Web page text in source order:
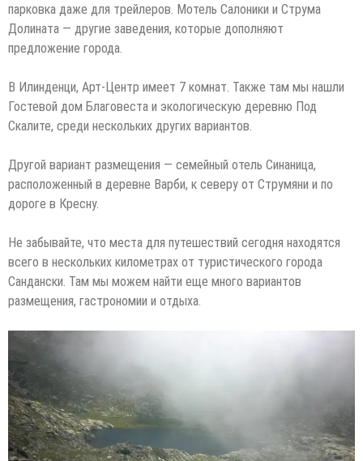
парковка даже для трейлеров. Мотель Салоники и Струма
Долината — другие заведения, которые дополняют
предложение города.
В Илинденци, Арт-Центр имеет 7 комнат. Также там мы нашли
Гостевой дом Благовеста и экологическую деревню Под
Скалите, среди нескольких других вариантов.
Другой вариант размещения — семейный отель Синаница,
расположенный в деревне Варби, к северу от Струмяни и по
дороге в Кресну.
Не забывайте, что места для путешествий сегодня находятся
всего в нескольких километрах от туристического города
Сандански. Там мы можем найти еще много вариантов
размещения, гастрономии и отдыха.